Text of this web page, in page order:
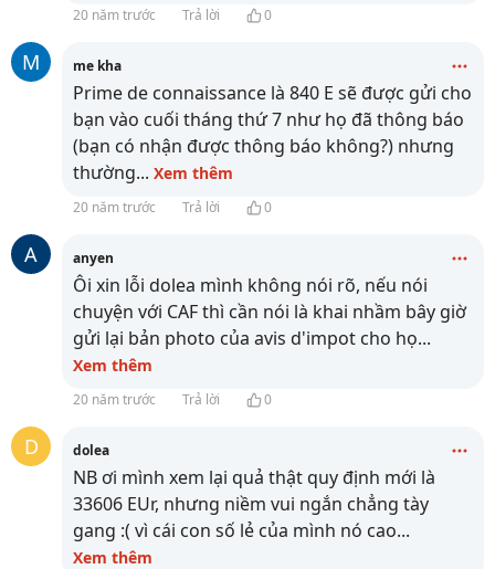
20 năm trước Trả lời 0
M me kha
Prime de connaissance là 840 E sẽ được gửi cho
bạn vào cuối tháng thứ 7 như họ đã thông báo
(bạn có nhận được thông báo không?) nhưng
thường... Xem thêm
20 năm trước Trả lời 0
A anyen
Ôi xin lỗi dolea mình không nói rõ, nếu nói
chuyện với CAF thì cần nói là khai nhầm bây giờ
gửi lại bản photo của avis d'impot cho họ...
Xem thêm
20 năm trước Trả lời 0
D dolea
NB ơi mình xem lại quả thật quy định mới là
33606 EUr, nhưng niềm vui ngắn chẳng tày
gang :( vì cái con số lẻ của mình nó cao...
Xem thêm